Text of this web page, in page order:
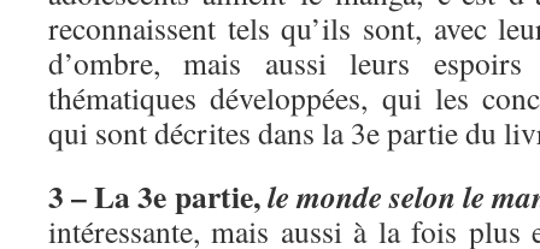
reconnaissent tels qu’ils sont, avec
d’ombre, mais aussi leurs
thématiques développées, qui les
qui sont décrites dans la 3e partie du
3 – La 3e partie,le monde selon le
intéressante, mais aussi à la fois plus